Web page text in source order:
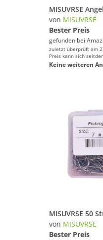
von MISUVRSE
Bester Preis
gefunden bei
zuletzt überprüft am
Preis kann sich
Keine weiteren
von MISUVRSE
Bester Preis